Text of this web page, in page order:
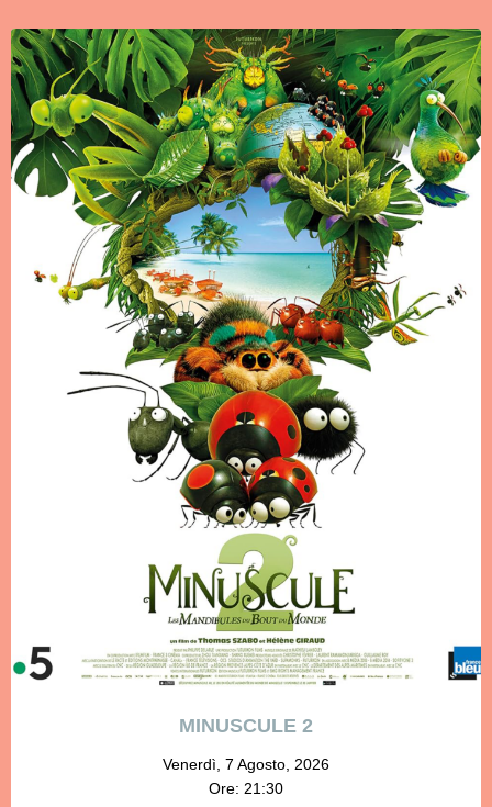
MINUSCULE 2
Venerdì, 7 Agosto, 2026
Ore: 21:30